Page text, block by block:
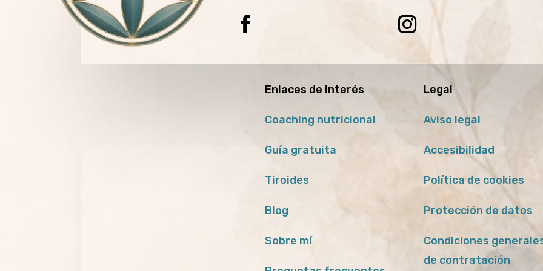
Enlaces de interés
Coaching nutricional
Guía gratuita
Tiroides
Blog
Sobre mí
Legal
Aviso legal
Accesibilidad
Política de cookies
Protección de datos
Condiciones
de contratación